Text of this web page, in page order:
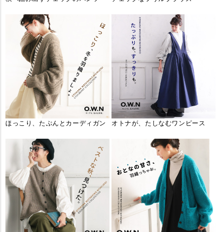
ほっこり、たぷんとカーディガン オトナが、たしなむワンピース